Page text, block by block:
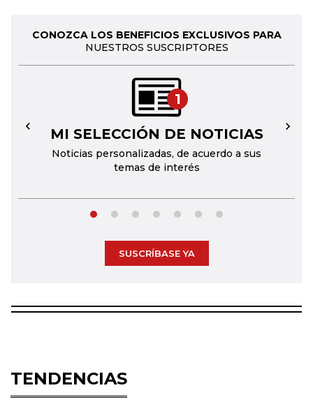
CONOZCA LOS BENEFICIOS EXCLUSIVOS PARA
NUESTROS SUSCRIPTORES
1
MI SELECCIÓN DE NOTICIAS
Noticias personalizadas, de acuerdo a sus
temas de interés
← →
SUSCRÍBASE YA
TENDENCIAS